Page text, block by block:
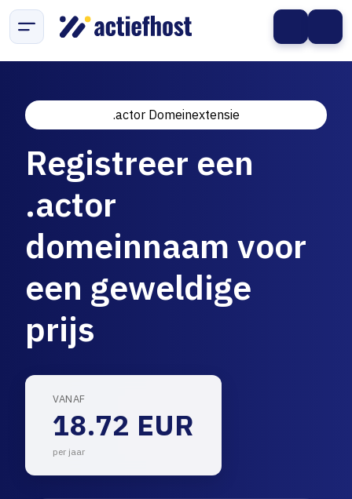
.actor Domeinextensie
Registreer een
.actor
domeinnaam voor
een geweldige
prijs
VANAF
18.72 EUR
per jaar